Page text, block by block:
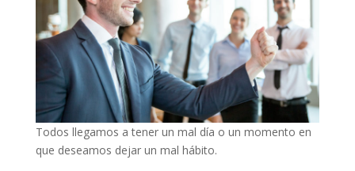
Todos llegamos a tener un mal día o un momento en
que deseamos dejar un mal hábito.